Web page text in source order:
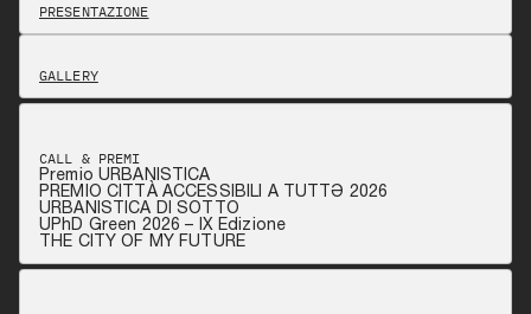
PRESENTAZIONE
GALLERY
CALL & PREMI
Premio URBANISTICA
PREMIO CITTÀ ACCESSIBILI A TUTTƏ 2026
URBANISTICA DI SOTTO
UPhD Green 2026 – IX Edizione
THE CITY OF MY FUTURE